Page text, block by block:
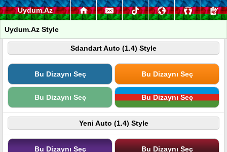
Uydum.Az
Uydum.Az Style
Sdandart Auto (1.4) Style
Bu Dizaynı Seç Bu Dizaynı Seç
Bu Dizaynı Seç Bu Dizaynı Seç
Yeni Auto (1.4) Style
Bu Dizaynı Seç Bu Dizaynı Seç